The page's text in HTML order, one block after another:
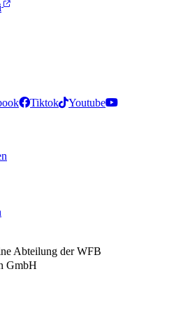
Tiktok Youtube
Abteilung der WFB
GmbH